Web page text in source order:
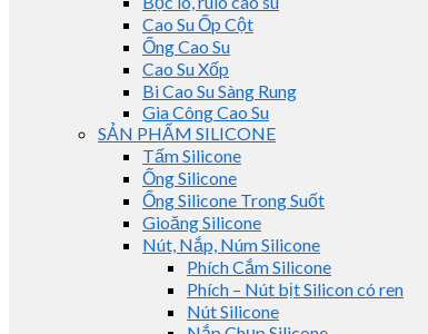
Cao Su Ốp Cột
Ống Cao Su
Cao Su Xốp
Bi Cao Su Sàng Rung
Gia Công Cao Su
SẢN PHẨM SILICONE
Tấm Silicone
Ống Silicone
Ống Silicone Trong Suốt
Gioăng Silicone
Nút, Nắp, Núm Silicone
Phích Cắm Silicone
Phích – Nút bịt Silicon có ren
Nút Silicone